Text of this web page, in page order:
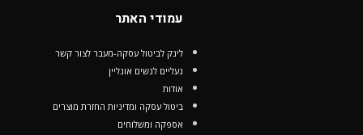
עמודי האתר
לינק לביטול עסקה-מעבר לצור קשר
נעליים לנשים אונליין
אודות
ביטול עסקה ומדיניות החזרת מוצרים
אספקה ומשלוחים